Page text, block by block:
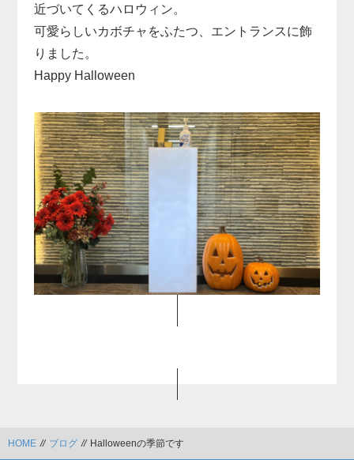
近づいてくるハロウィン。
可愛らしいカボチャをふたつ、エントランスに飾
りました。
Happy Halloween
HOME // ブログ // Halloweenの季節です